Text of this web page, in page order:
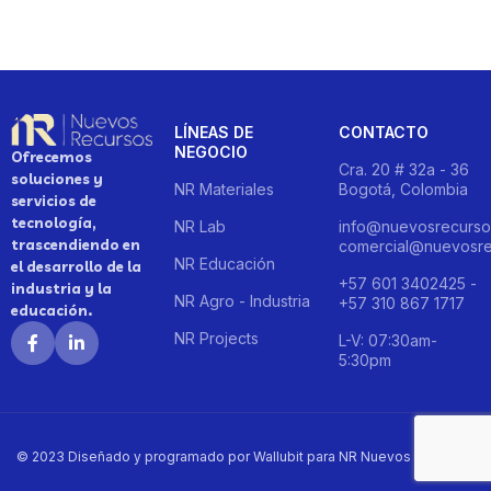
Ofrecemos
soluciones y
servicios de
tecnología,
trascendiendo en
el desarrollo de la
industria y la
educación.
LÍNEAS DE
NEGOCIO
NR Materiales
NR Lab
NR Educación
NR Agro - Industria
NR Projects
CONTACTO
Cra. 20 # 32a - 36
Bogotá, Colombia
+57 601 3402425 -
+57 310 867 1717
L-V: 07:30am-
5:30pm
© 2023 Diseñado y programado por Wallubit para NR Nuevos Recursos